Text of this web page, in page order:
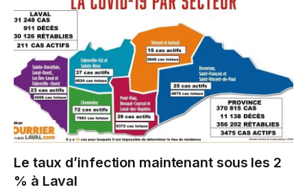
Le taux d’infection maintenant sous les 2
% à Laval